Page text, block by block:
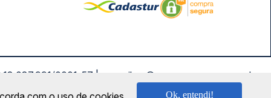
0001-57 | saconibus@queropassagem.com.br
Ok, entendi!